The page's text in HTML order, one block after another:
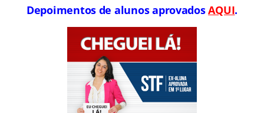
Depoimentos de alunos aprovadosAQUI.